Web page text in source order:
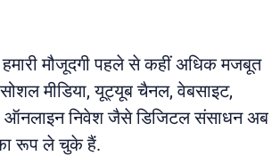
हमारी मौजूदगी पहले से कहीं अधिक मजबूत
मीडिया, यूट्यूब चैनल, वेबसाइट,
ऑनलाइन निवेश जैसे डिजिटल संसाधन अब
का रूप ले चुके हैं.